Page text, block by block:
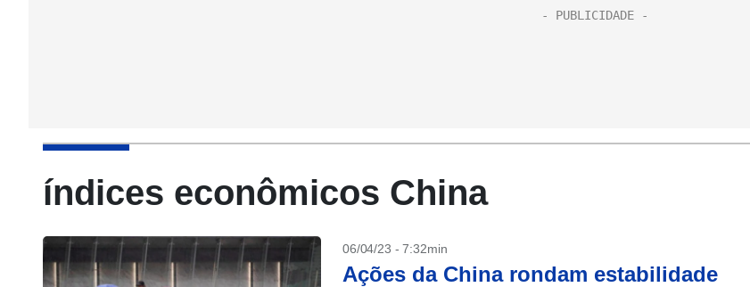
índices econômicos China
06/04/23 - 7:32min
Ações da China rondam estabilidade